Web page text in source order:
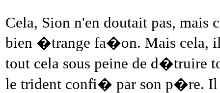
Cela, Sion n'en doutait pas, mais
bien �trange fa�on. Mais cela,
tout cela sous peine de d�truire
le trident confi� par son p�re. Il